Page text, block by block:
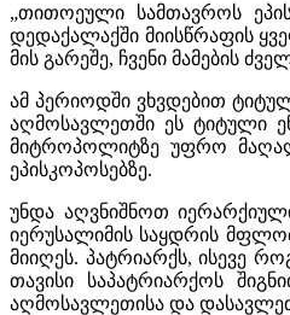
„თითოეული სამთავროს
დედაქალაქში მიისწრაფის
მის გარეშე, ჩვენი მამების
ამ პერიოდში ვხვდებით
აღმოსავლეთში ეს ტიტული
მიტროპოლიტზე უფრო მაღალ
ეპისკოპოსებზე.
უნდა აღვნიშნოთ
იერუსალიმის საყდრის
მიიღეს. პატრიარქს, ისევე
თავისი საპატრიარქოს
აღმოსავლეთისა და